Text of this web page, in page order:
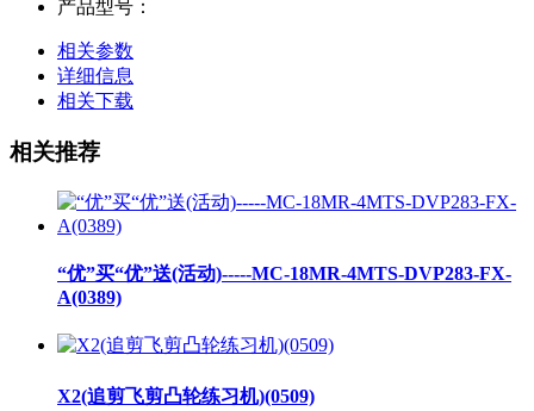
产品型号：
相关参数
详细信息
相关下载
相关推荐
“优”买“优”送(活动)-----MC-18MR-4MTS-DVP283-FX-
A(0389)
X2(追剪飞剪凸轮练习机)(0509)